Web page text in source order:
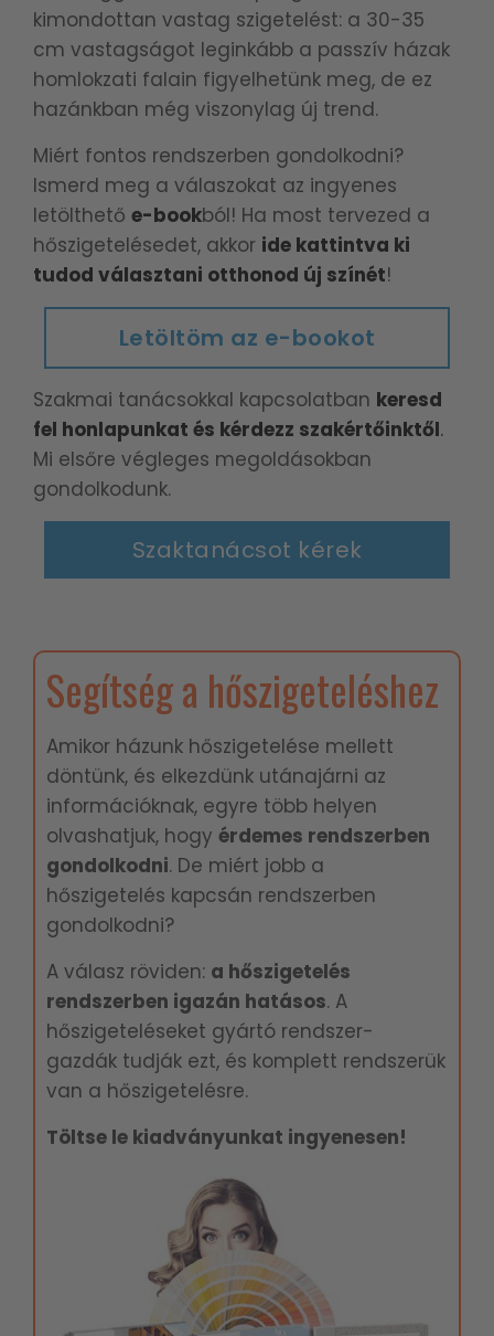
kimondottan vastag szigetelést: a 30-35
cm vastagságot leginkább a passzív házak
homlokzati falain figyelhetünk meg, de ez
hazánkban még viszonylag új trend.
Miért fontos rendszerben gondolkodni?
Ismerd meg a válaszokat az ingyenes
letölthető e-bookból! Ha most tervezed a
hőszigetelésedet, akkor ide kattintva ki
tudod választani otthonod új színét!
Letöltöm az e-bookot
Szakmai tanácsokkal kapcsolatban keresd
fel honlapunkat és kérdezz szakértőinktől.
Mi elsőre végleges megoldásokban
gondolkodunk.
Szaktanácsot kérek
Segítség a hőszigeteléshez
Amikor házunk hőszigetelése mellett
döntünk, és elkezdünk utánajárni az
információknak, egyre több helyen
olvashatjuk, hogy érdemes rendszerben
gondolkodni. De miért jobb a
hőszigetelés kapcsán rendszerben
gondolkodni?
A válasz röviden: a hőszigetelés
rendszerben igazán hatásos. A
hőszigeteléseket gyártó rendszer-
gazdák tudják ezt, és komplett rendszerük
van a hőszigetelésre.
Töltse le kiadványunkat ingyenesen!